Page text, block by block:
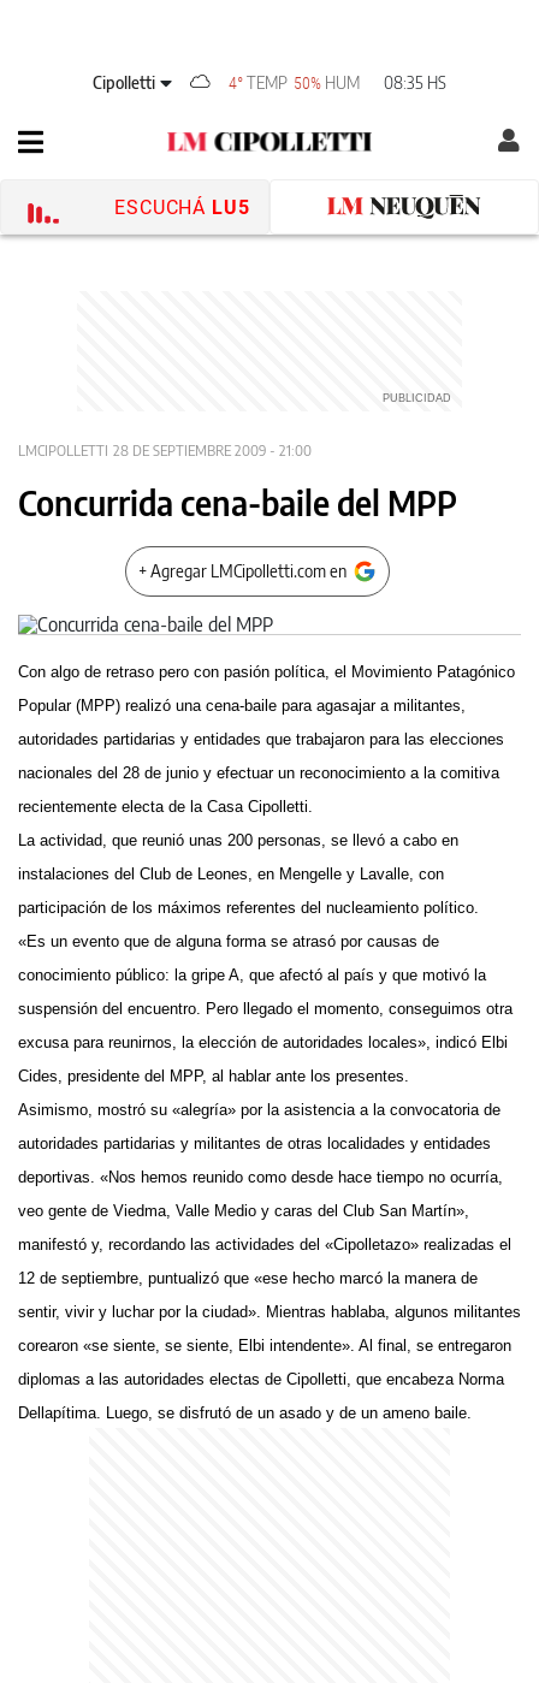
Cipolletti 4° TEMP 50% HUM 08:35 HS
ESCUCHÁ LU5
LMCIPOLLETTI 28 DE SEPTIEMBRE 2009 - 21:00
Concurrida cena-baile del MPP
+ Agregar LMCipolletti.com en
Con algo de retraso pero con pasión política, el Movimiento Patagónico
Popular (MPP) realizó una cena-baile para agasajar a militantes,
autoridades partidarias y entidades que trabajaron para las elecciones
nacionales del 28 de junio y efectuar un reconocimiento a la comitiva
recientemente electa de la Casa Cipolletti.
La actividad, que reunió unas 200 personas, se llevó a cabo en
instalaciones del Club de Leones, en Mengelle y Lavalle, con
participación de los máximos referentes del nucleamiento político.
«Es un evento que de alguna forma se atrasó por causas de
conocimiento público: la gripe A, que afectó al país y que motivó la
suspensión del encuentro. Pero llegado el momento, conseguimos otra
excusa para reunirnos, la elección de autoridades locales», indicó Elbi
Cides, presidente del MPP, al hablar ante los presentes.
Asimismo, mostró su «alegría» por la asistencia a la convocatoria de
autoridades partidarias y militantes de otras localidades y entidades
deportivas. «Nos hemos reunido como desde hace tiempo no ocurría,
veo gente de Viedma, Valle Medio y caras del Club San Martín»,
manifestó y, recordando las actividades del «Cipolletazo» realizadas el
12 de septiembre, puntualizó que «ese hecho marcó la manera de
sentir, vivir y luchar por la ciudad». Mientras hablaba, algunos militantes
corearon «se siente, se siente, Elbi intendente». Al final, se entregaron
diplomas a las autoridades electas de Cipolletti, que encabeza Norma
Dellapítima. Luego, se disfrutó de un asado y de un ameno baile.